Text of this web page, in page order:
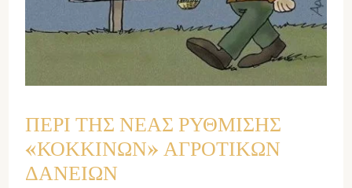
ΠΕΡΙ ΤΗΣ ΝΕΑΣ ΡΥΘΜΙΣΗΣ
«ΚΟΚΚΙΝΩΝ» ΑΓΡΟΤΙΚΩΝ
ΔΑΝΕΙΩΝ
ΑΓΡΟΤΙΚΩΝ